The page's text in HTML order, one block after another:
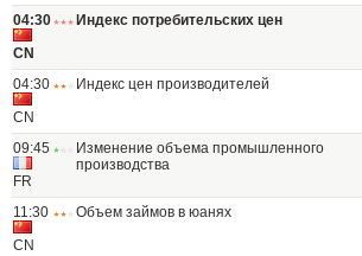
04:30
CN
Индекс потребительских цен
04:30
CN
Индекс цен производителей
09:45
FR
Изменение объема промышленного
производства
11:30
CN
Объем займов в юанях